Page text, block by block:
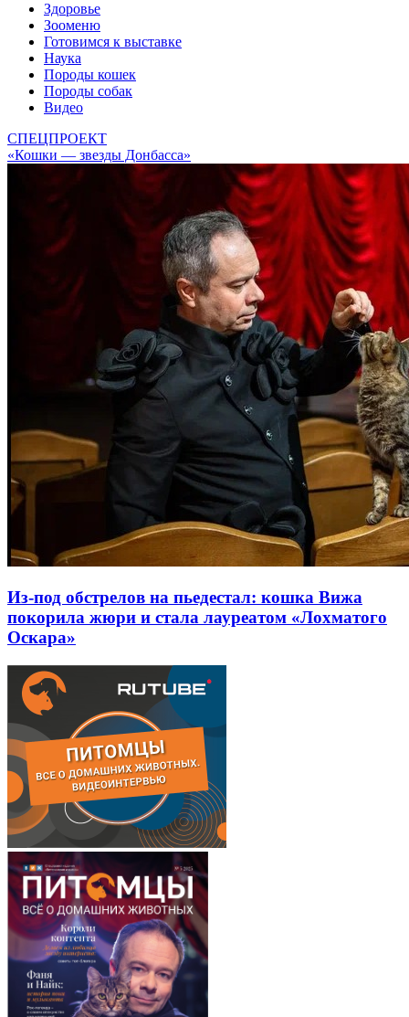
Здоровье
Зооменю
Готовимся к выставке
Наука
Породы кошек
Породы собак
Видео
СПЕЦПРОЕКТ
«Кошки — звезды Донбасса»
Из-под обстрелов на пьедестал: кошка Вижа
покорила жюри и стала лауреатом «Лохматого
Оскара»